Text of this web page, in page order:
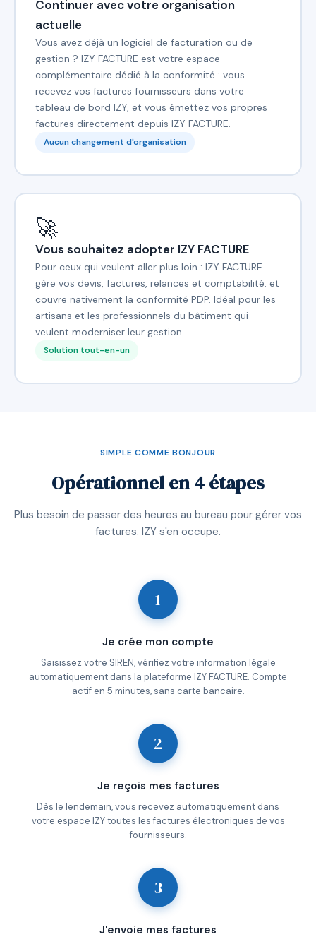
Continuer avec votre organisation
actuelle
Vous avez déjà un logiciel de facturation ou de
gestion ? IZY FACTURE est votre espace
complémentaire dédié à la conformité : vous
recevez vos factures fournisseurs dans votre
tableau de bord IZY, et vous émettez vos propres
factures directement depuis IZY FACTURE.
Aucun changement d'organisation
🚀
Vous souhaitez adopter IZY FACTURE
Pour ceux qui veulent aller plus loin : IZY FACTURE
gère vos devis, factures, relances et comptabilité. et
couvre nativement la conformité PDP. Idéal pour les
artisans et les professionnels du bâtiment qui
veulent moderniser leur gestion.
Solution tout-en-un
SIMPLE COMME BONJOUR
Opérationnel en 4 étapes
Plus besoin de passer des heures au bureau pour gérer vos
factures. IZY s'en occupe.
1
Je crée mon compte
Saisissez votre SIREN, vérifiez votre information légale
automatiquement dans la plateforme IZY FACTURE. Compte
actif en 5 minutes, sans carte bancaire.
2
Je reçois mes factures
Dès le lendemain, vous recevez automatiquement dans
votre espace IZY toutes les factures électroniques de vos
fournisseurs.
3
J'envoie mes factures